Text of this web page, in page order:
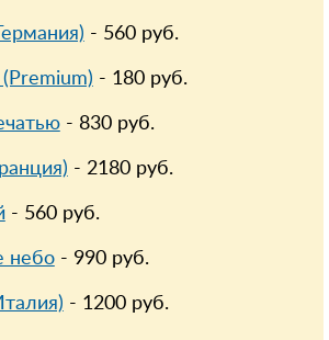
- 560руб.
- 180руб.
- 830руб.
- 2180руб.
- 560руб.
небо- 990руб.
- 1200руб.